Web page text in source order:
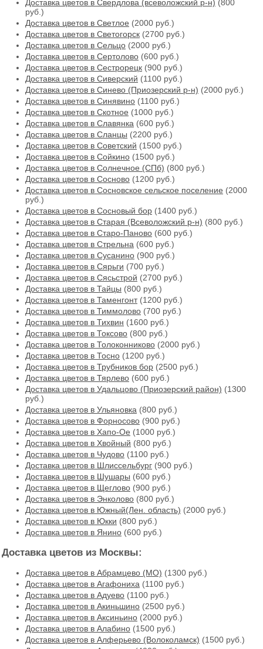
Доставка цветов в Свердлова (всеволожский р-н) (800
руб.)
Доставка цветов в Светлое (2000 руб.)
Доставка цветов в Светогорск (2700 руб.)
Доставка цветов в Сельцо (2000 руб.)
Доставка цветов в Сертолово (600 руб.)
Доставка цветов в Сестрорецк (900 руб.)
Доставка цветов в Сиверский (1100 руб.)
Доставка цветов в Синево (Приозерский р-н) (2000 руб.)
Доставка цветов в Синявино (1100 руб.)
Доставка цветов в Скотное (1000 руб.)
Доставка цветов в Славянка (600 руб.)
Доставка цветов в Сланцы (2200 руб.)
Доставка цветов в Советский (1500 руб.)
Доставка цветов в Сойкино (1500 руб.)
Доставка цветов в Солнечное (СПб) (800 руб.)
Доставка цветов в Сосново (1200 руб.)
Доставка цветов в Сосновское сельское поселение (2000
руб.)
Доставка цветов в Сосновый бор (1400 руб.)
Доставка цветов в Старая (Всеволожский р-н) (800 руб.)
Доставка цветов в Старо-Паново (600 руб.)
Доставка цветов в Стрельна (600 руб.)
Доставка цветов в Сусанино (900 руб.)
Доставка цветов в Сярьги (700 руб.)
Доставка цветов в Сясьстрой (2700 руб.)
Доставка цветов в Тайцы (800 руб.)
Доставка цветов в Таменгонт(1200 руб.)
Доставка цветов в Тиммолово (700 руб.)
Доставка цветов в Тихвин (1600 руб.)
Доставка цветов в Токсово (800 руб.)
Доставка цветов в Толоконниково (2000 руб.)
Доставка цветов в Тосно (1200 руб.)
Доставка цветов в Трубников бор (2500 руб.)
Доставка цветов в Тярлево (600 руб.)
Доставка цветов в Удальцово (Приозерский район) (1300
руб.)
Доставка цветов в Ульяновка (800 руб.)
Доставка цветов в Форносово (900 руб.)
Доставка цветов в Хапо-Ое (1000 руб.)
Доставка цветов в Хвойный (800 руб.)
Доставка цветов в Чудово (1100 руб.)
Доставка цветов в Шлиссельбург (900 руб.)
Доставка цветов в Шушары (600 руб.)
Доставка цветов в Щеглово (900 руб.)
Доставка цветов в Энколово (800 руб.)
Доставка цветов в Южный(Лен. область) (2000 руб.)
Доставка цветов в Юкки (800 руб.)
Доставка цветов в Янино (600 руб.)
Доставка цветов из Москвы:
Доставка цветов в Абрамцево (МО) (1300 руб.)
Доставка цветов в Агафониха (1100 руб.)
Доставка цветов в Адуево (1100 руб.)
Доставка цветов в Акиньшино (2500 руб.)
Доставка цветов в Аксиньино (2000 руб.)
Доставка цветов в Алабино (1500 руб.)
Доставка цветов в Алферьево (Волоколамск) (1500 руб.)